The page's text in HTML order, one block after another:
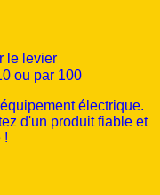
le levier
ou par 100
électrique.
d'un produit fiable et
!